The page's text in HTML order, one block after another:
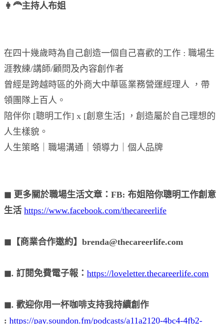
👩‍🦰主持人布姐
在四十幾歲時為自己創造一個自己喜歡的工作 : 職場生
涯教練/講師/顧問及內容創作者
曾經是跨越時區的外商大中華區業務營運經理人 ，帶
領團隊上百人。
陪伴你 [聰明工作] x [創意生活] ，創造屬於自己理想的
人生樣貌。
人生策略｜職場溝通｜領導力｜個人品牌
◼︎ 更多關於職場生活文章：FB: 布姐陪你聰明工作創意
生活 https://www.facebook.com/thecareerlife
◼︎【商業合作邀約】brenda@thecareerlife.com
◼︎. 訂閱免費電子報： https://loveletter.thecareerlife.com
◼︎. 歡迎你用一杯咖啡支持我持續創作
: https://pay.soundon.fm/podcasts/a11a2120-4bc4-4fb2-